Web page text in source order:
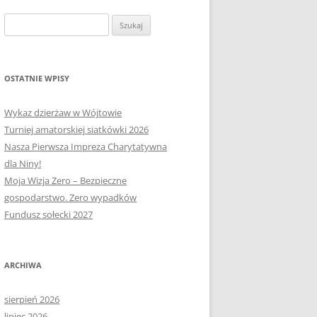
E-MAPA BARCZEWA
SOŁECTWO NIKIELKOWO
OSTATNIE WPISY
Wykaz dzierżaw w Wójtowie
Turniej amatorskiej siatkówki 2026
Nasza Pierwsza Impreza Charytatywna
dla Niny!
Moja Wizja Zero – Bezpieczne
gospodarstwo. Zero wypadków
Fundusz sołecki 2027
ARCHIWA
sierpień 2026